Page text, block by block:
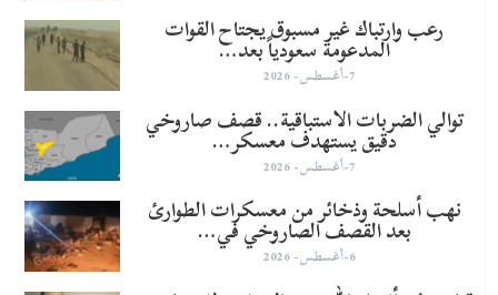
رعب وارتباك غير مسبوق يجتاح القوات
المدعومة سعودياً بعد…
7-أغسطس- 2026
توالي الضربات الاستباقية.. قصف صاروخي
دقيق يستهدف معسكر…
7-أغسطس- 2026
نهب أسلحة وذخائر من معسكرات الطوارئ
بعد القصف الصاروخي في…
6-أغسطس- 2026